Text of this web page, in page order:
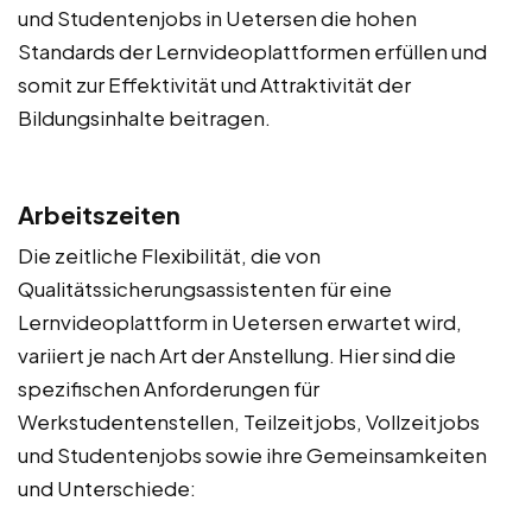
und Studentenjobs in Uetersen die hohen
Standards der Lernvideoplattformen erfüllen und
somit zur Effektivität und Attraktivität der
Bildungsinhalte beitragen.
Arbeitszeiten
Die zeitliche Flexibilität, die von
Qualitätssicherungsassistenten für eine
Lernvideoplattform in Uetersen erwartet wird,
variiert je nach Art der Anstellung. Hier sind die
spezifischen Anforderungen für
Werkstudentenstellen, Teilzeitjobs, Vollzeitjobs
und Studentenjobs sowie ihre Gemeinsamkeiten
und Unterschiede: